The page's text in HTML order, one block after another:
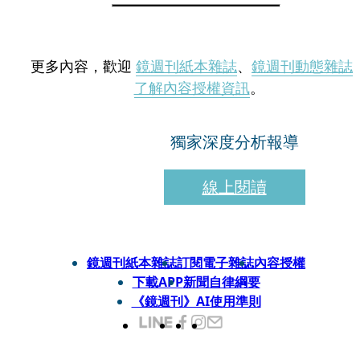
更多內容，歡迎 鏡週刊紙本雜誌、 鏡週刊動態雜誌
了解內容授權資訊。
獨家深度分析報導
線上閱讀
鏡週刊紙本雜誌訂閱電子雜誌內容授權
下載APP新聞自律綱要
《鏡週刊》AI使用準則